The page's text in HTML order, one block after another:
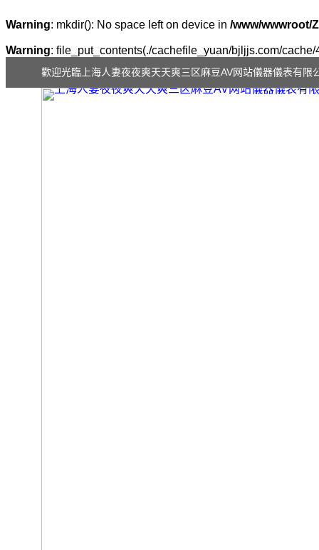
Warning: mkdir(): No space left on device in /www/wwwroot/
Warning: file_put_contents(./cachefile_yuan/bjljjs.com/
歡迎光臨上海人妻夜夜爽天天爽三区麻豆AV网站儀器儀表有限